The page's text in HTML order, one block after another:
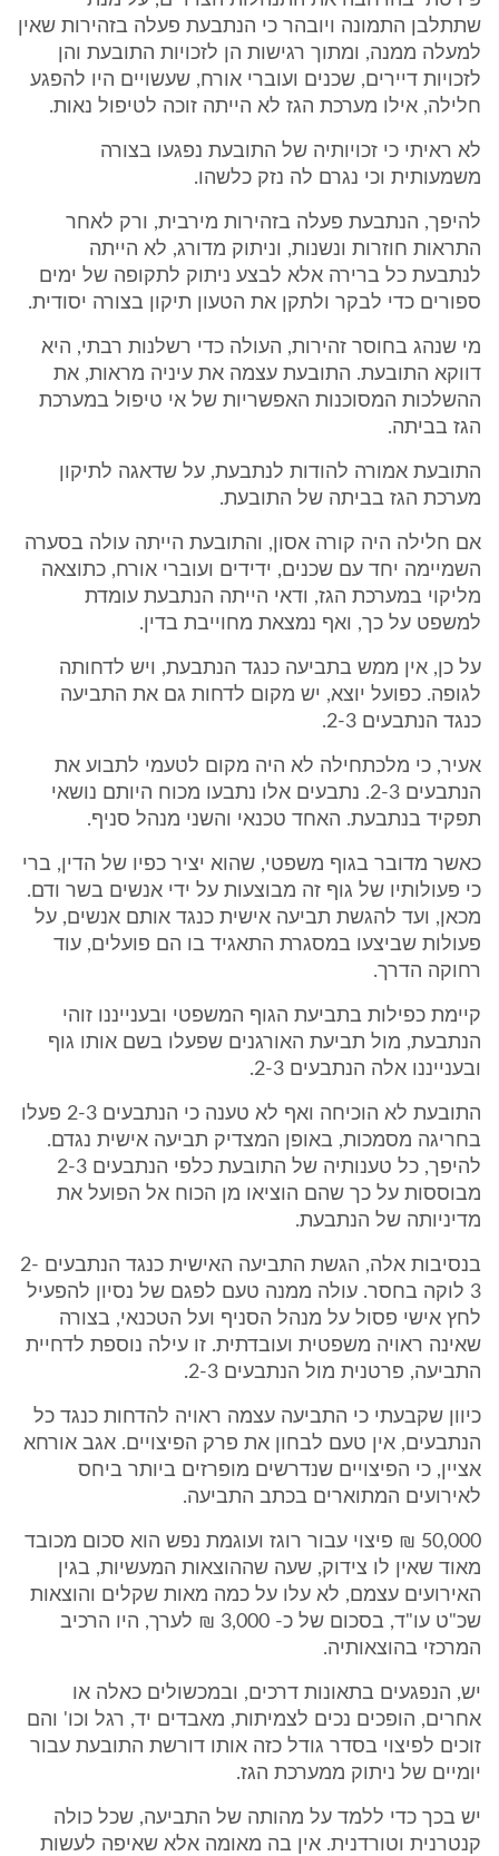
שתתלבן התמונה ויובהר כי הנתבעת פעלה בזהירות שאין
למעלה ממנה, ומתוך רגישות הן לזכויות התובעת והן
לזכויות דיירים, שכנים ועוברי אורח, שעשויים היו להפגע
חלילה, אילו מערכת הגז לא הייתה זוכה לטיפול נאות.
לא ראיתי כי זכויותיה של התובעת נפגעו בצורה
משמעותית וכי נגרם לה נזק כלשהו.
להיפך, הנתבעת פעלה בזהירות מירבית, ורק לאחר
התראות חוזרות ונשנות, וניתוק מדורג, לא הייתה
לנתבעת כל ברירה אלא לבצע ניתוק לתקופה של ימים
ספורים כדי לבקר ולתקן את הטעון תיקון בצורה יסודית.
מי שנהג בחוסר זהירות, העולה כדי רשלנות רבתי, היא
דווקא התובעת. התובעת עצמה את עיניה מראות, את
ההשלכות המסוכנות האפשריות של אי טיפול במערכת
הגז בביתה.
התובעת אמורה להודות לנתבעת, על שדאגה לתיקון
מערכת הגז בביתה של התובעת.
אם חלילה היה קורה אסון, והתובעת הייתה עולה בסערה
השמיימה יחד עם שכנים, ידידים ועוברי אורח, כתוצאה
מליקוי במערכת הגז, ודאי הייתה הנתבעת עומדת
למשפט על כך, ואף נמצאת מחוייבת בדין.
על כן, אין ממש בתביעה כנגד הנתבעת, ויש לדחותה
לגופה. כפועל יוצא, יש מקום לדחות גם את התביעה
כנגד הנתבעים 2-3.
אעיר, כי מלכתחילה לא היה מקום לטעמי לתבוע את
הנתבעים 2-3. נתבעים אלו נתבעו מכוח היותם נושאי
תפקיד בנתבעת. האחד טכנאי והשני מנהל סניף.
כאשר מדובר בגוף משפטי, שהוא יציר כפיו של הדין, ברי
כי פעולותיו של גוף זה מבוצעות על ידי אנשים בשר ודם.
מכאן, ועד להגשת תביעה אישית כנגד אותם אנשים, על
פעולות שביצעו במסגרת התאגיד בו הם פועלים, עוד
רחוקה הדרך.
קיימת כפילות בתביעת הגוף המשפטי ובענייננו זוהי
הנתבעת, מול תביעת האורגנים שפעלו בשם אותו גוף
ובענייננו אלה הנתבעים 2-3.
התובעת לא הוכיחה ואף לא טענה כי הנתבעים 2-3 פעלו
בחריגה מסמכות, באופן המצדיק תביעה אישית נגדם.
להיפך, כל טענותיה של התובעת כלפי הנתבעים 2-3
מבוססות על כך שהם הוציאו מן הכוח אל הפועל את
מדיניותה של הנתבעת.
בנסיבות אלה, הגשת התביעה האישית כנגד הנתבעים 2-
3 לוקה בחסר. עולה ממנה טעם לפגם של נסיון להפעיל
לחץ אישי פסול על מנהל הסניף ועל הטכנאי, בצורה
שאינה ראויה משפטית ועובדתית. זו עילה נוספת לדחיית
התביעה, פרטנית מול הנתבעים 2-3.
כיוון שקבעתי כי התביעה עצמה ראויה להדחות כנגד כל
הנתבעים, אין טעם לבחון את פרק הפיצויים. אגב אורחא
אציין, כי הפיצויים שנדרשים מופרזים ביותר ביחס
לאירועים המתוארים בכתב התביעה.
50,000 ₪ פיצוי עבור רוגז ועוגמת נפש הוא סכום מכובד
מאוד שאין לו צידוק, שעה שההוצאות המעשיות, בגין
האירועים עצמם, לא עלו על כמה מאות שקלים והוצאות
שכ"ט עו"ד, בסכום של כ- 3,000 ₪ לערך, היו הרכיב
המרכזי בהוצאותיה.
יש, הנפגעים בתאונות דרכים, ובמכשולים כאלה או
אחרים, הופכים נכים לצמיתות, מאבדים יד, רגל וכו' והם
זוכים לפיצוי בסדר גודל כזה אותו דורשת התובעת עבור
יומיים של ניתוק ממערכת הגז.
יש בכך כדי ללמד על מהותה של התביעה, שכל כולה
קנטרנית וטורדנית. אין בה מאומה אלא שאיפה לעשות